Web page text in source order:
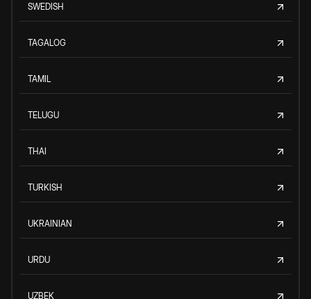
SWEDISH
TAGALOG
TAMIL
TELUGU
THAI
TURKISH
UKRAINIAN
URDU
UZBEK